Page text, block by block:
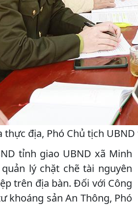
thực địa, Phó Chủ tịch
tỉnh giao UBND xã Minh
lý chặt chẽ tài nguyên
trên địa bàn. Đối với Công
khoáng sản An Thông, Phó